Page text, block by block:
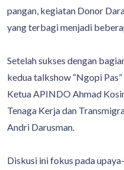
pangan, kegiatan Donor
yang terbagi menjadi
Setelah sukses dengan
kedua talkshow “Ngopi
Ketua APINDO Ahmad
Tenaga Kerja dan
Andri Darusman.
Diskusi ini fokus pada